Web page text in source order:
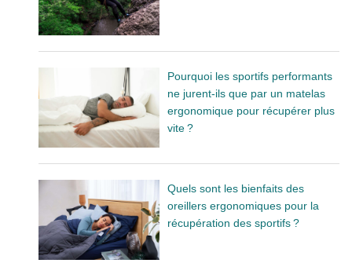
Pourquoi les sportifs performants
ne jurent-ils que par un matelas
ergonomique pour récupérer plus
vite ?
Quels sont les bienfaits des
oreillers ergonomiques pour la
récupération des sportifs ?